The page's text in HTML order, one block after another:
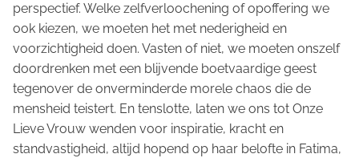
perspectief. Welke zelfverloochening of opoffering we
ook kiezen, we moeten het met nederigheid en
voorzichtigheid doen. Vasten of niet, we moeten onszelf
doordrenken met een blijvende boetvaardige geest
tegenover de onverminderde morele chaos die de
mensheid teistert. En tenslotte, laten we ons tot Onze
Lieve Vrouw wenden voor inspiratie, kracht en
standvastigheid, altijd hopend op haar belofte in Fatima,